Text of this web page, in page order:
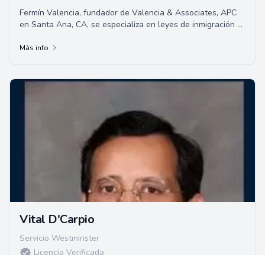
Fermín Valencia, fundador de Valencia & Associates, APC
en Santa Ana, CA, se especializa en leyes de inmigración y
Más info
Vital D'Carpio
Servicio Westminster
Licencia Verificada